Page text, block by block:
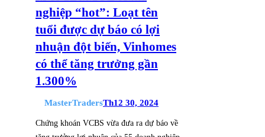
nghiệp “hot”: Loạt tên
tuổi được dự báo có lợi
nhuận đột biến, Vinhomes
có thể tăng trưởng gần
1.300%
MasterTradersTh12 30, 2024
Chứng khoán VCBS vừa đưa ra dự báo về